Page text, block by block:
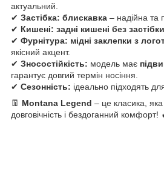
актуальний.
✔ Застібка: блискавка – надійна та
✔ Кишені: задні кишені без
✔ Фурнітура: мідні заклепки з
якісний акцент.
✔ Зносостійкість: модель має
гарантує довгий термін носіння.
✔ Сезонність: ідеально підходять
👖 Montana Legend – це класика,
довговічність і бездоганний комфорт!